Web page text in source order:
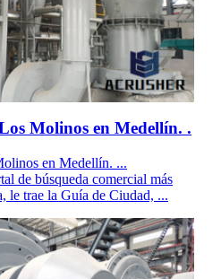
Molinos en Medellín. .
en Medellín. ...
de búsqueda comercial más
le trae la Guía de Ciudad, ...